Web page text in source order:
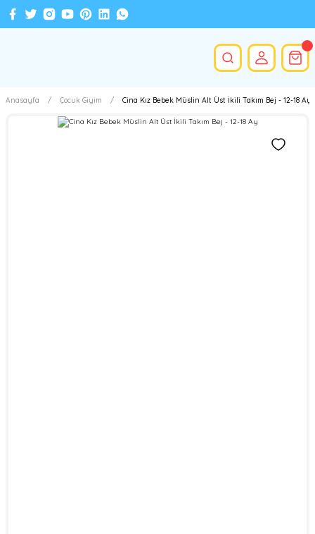
Anasayfa Çocuk Giyim Cina Kız Bebek Müslin Alt Üst İkili Takım Bej - 12-18 Ay